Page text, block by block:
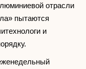
отрасли
пытаются
и